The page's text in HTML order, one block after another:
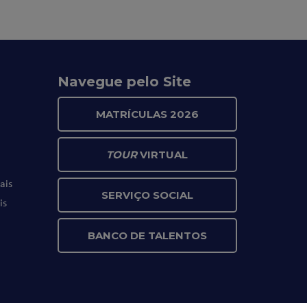
Navegue pelo Site
MATRÍCULAS 2026
TOURVIRTUAL
SERVIÇO SOCIAL
BANCO DE TALENTOS